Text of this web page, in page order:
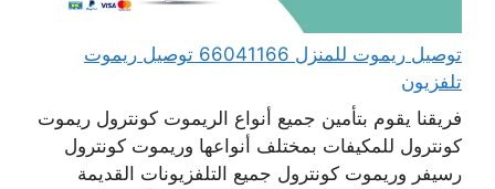
توصيل ريموت للمنزل 66041166 توصيل ريموت
تلفزيون
فريقنا يقوم بتأمين جميع أنواع الريموت كونترول ريموت
كونترول للمكيفات بمختلف أنواعها وريموت كونترول
رسيفر وريموت كونترول جميع التلفزيونات القديمة